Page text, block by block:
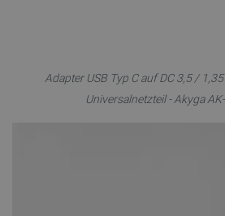
Adapter USB Typ C auf DC 3,5 /
Universalnetzteil - Akyga